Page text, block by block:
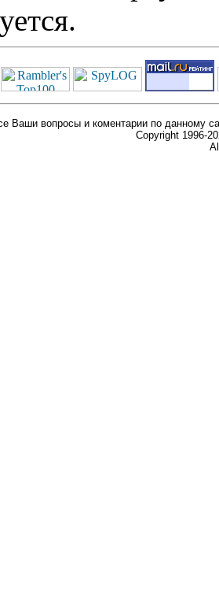
Ваши вопросы и коментарии по данному
Copyright 1996-